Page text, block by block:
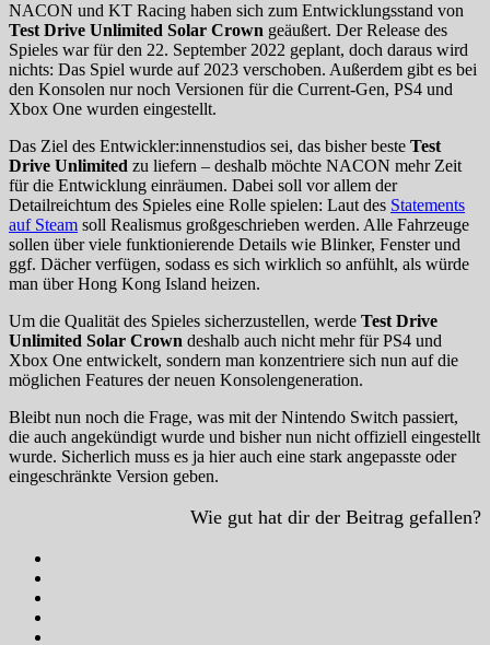
NACON und KT Racing haben sich zum Entwicklungsstand von
Test Drive Unlimited Solar Crown geäußert. Der Release des
Spieles war für den 22. September 2022 geplant, doch daraus wird
nichts: Das Spiel wurde auf 2023 verschoben. Außerdem gibt es bei
den Konsolen nur noch Versionen für die Current-Gen, PS4 und
Xbox One wurden eingestellt.
Das Ziel des Entwickler:innenstudios sei, das bisher beste Test
Drive Unlimited zu liefern – deshalb möchte NACON mehr Zeit
für die Entwicklung einräumen. Dabei soll vor allem der
Detailreichtum des Spieles eine Rolle spielen: Laut des Statements
auf Steam soll Realismus großgeschrieben werden. Alle Fahrzeuge
sollen über viele funktionierende Details wie Blinker, Fenster und
ggf. Dächer verfügen, sodass es sich wirklich so anfühlt, als würde
man über Hong Kong Island heizen.
Um die Qualität des Spieles sicherzustellen, werde Test Drive
Unlimited Solar Crown deshalb auch nicht mehr für PS4 und
Xbox One entwickelt, sondern man konzentriere sich nun auf die
möglichen Features der neuen Konsolengeneration.
Bleibt nun noch die Frage, was mit der Nintendo Switch passiert,
die auch angekündigt wurde und bisher nun nicht offiziell eingestellt
wurde. Sicherlich muss es ja hier auch eine stark angepasste oder
eingeschränkte Version geben.
Wie gut hat dir der Beitrag gefallen?